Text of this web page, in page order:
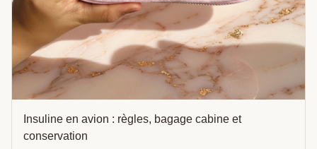
Insuline en avion : règles, bagage cabine et
conservation